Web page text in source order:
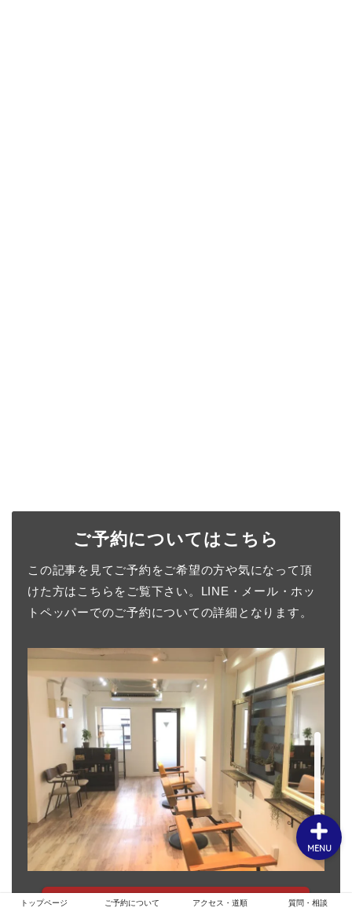
ご予約についてはこちら
この記事を見てご予約をご希望の方や気になって頂
けた方はこちらをご覧下さい。LINE・メール・ホッ
トペッパーでのご予約についての詳細となります。
ご予約についての詳細
トップページ ご予約について アクセス・道順 質問・相談
MENU
お客様スタイル
ご予約について
メニュー・クーポン